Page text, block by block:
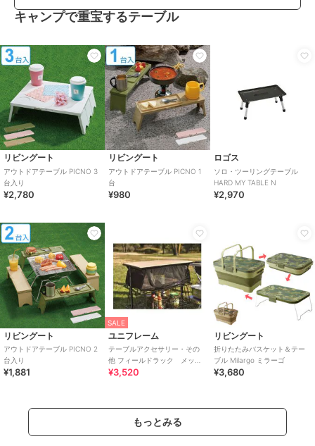
キャンプで重宝するテーブル
リビングート
アウトドアテーブル PICNO 3
台入り
¥2,780
リビングート
アウトドアテーブル PICNO 1
台
¥980
ロゴス
ソロ・ツーリングテーブル
HARD MY TABLE N
¥2,970
リビングート
アウトドアテーブル PICNO 2
台入り
¥1,881
SALE
ユニフレーム
テーブルアクセサリー・その
他 フィールドラック メッシ
ュBOX
¥3,520
リビングート
折りたたみバスケット＆テー
ブル Milargo ミラーゴ
¥3,680
もっとみる